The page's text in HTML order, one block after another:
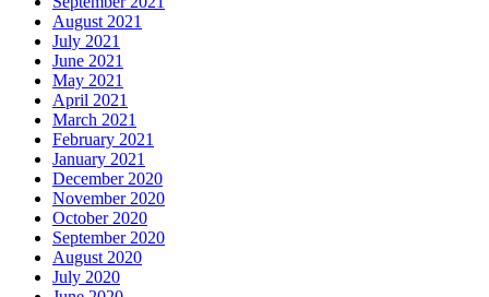
August 2021
July 2021
June 2021
May 2021
April 2021
March 2021
February 2021
January 2021
December 2020
November 2020
October 2020
September 2020
August 2020
July 2020